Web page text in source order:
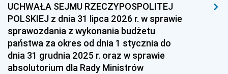
1954 1953 1952
1951 1950
1948 1947 1946
1939 1938
UCHWAŁA SEJMU RZECZYPOSPOLITEJ
POLSKIEJ z dnia 31 lipca 2026 r. w sprawie
sprawozdania z wykonania budżetu
państwa za okres od dnia 1 stycznia do
dnia 31 grudnia 2025 r. oraz w sprawie
absolutorium dla Rady Ministrów